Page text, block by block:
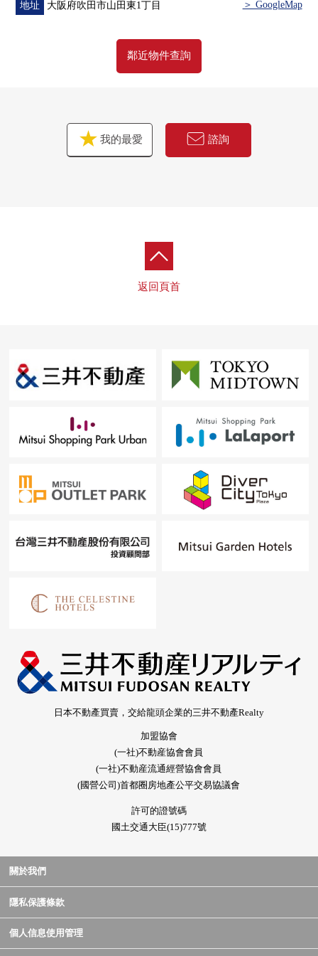
地址 大阪府吹田市山田東1丁目 ＞ GoogleMap
鄰近物件查詢
我的最愛 諮詢
返回頁首
日本不動產買賣，交給龍頭企業的三井不動產Realty
加盟協會
(一社)不動産協會會員
(一社)不動産流通經營協會會員
(國營公司)首都圈房地產公平交易協議會
許可的證號碼
國土交通大臣(15)777號
關於我們
隱私保護條款
個人信息使用管理